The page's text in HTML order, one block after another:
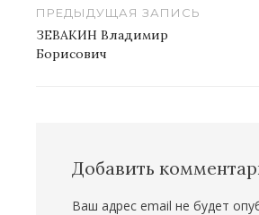
Навигация
по
записям
ПРЕДЫДУЩАЯ ЗАПИСЬ
ЗЕВАКИН Владимир
Борисович
Добавить
Ваш адрес email не будет